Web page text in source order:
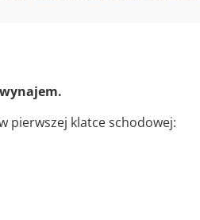
pierwszej klatce schodowej: